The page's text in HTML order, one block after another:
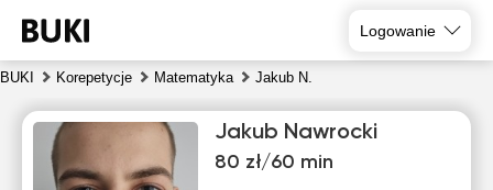
Logowanie
BUKI Korepetycje Matematyka Jakub N.
Jakub Nawrocki
80 zł/60 min